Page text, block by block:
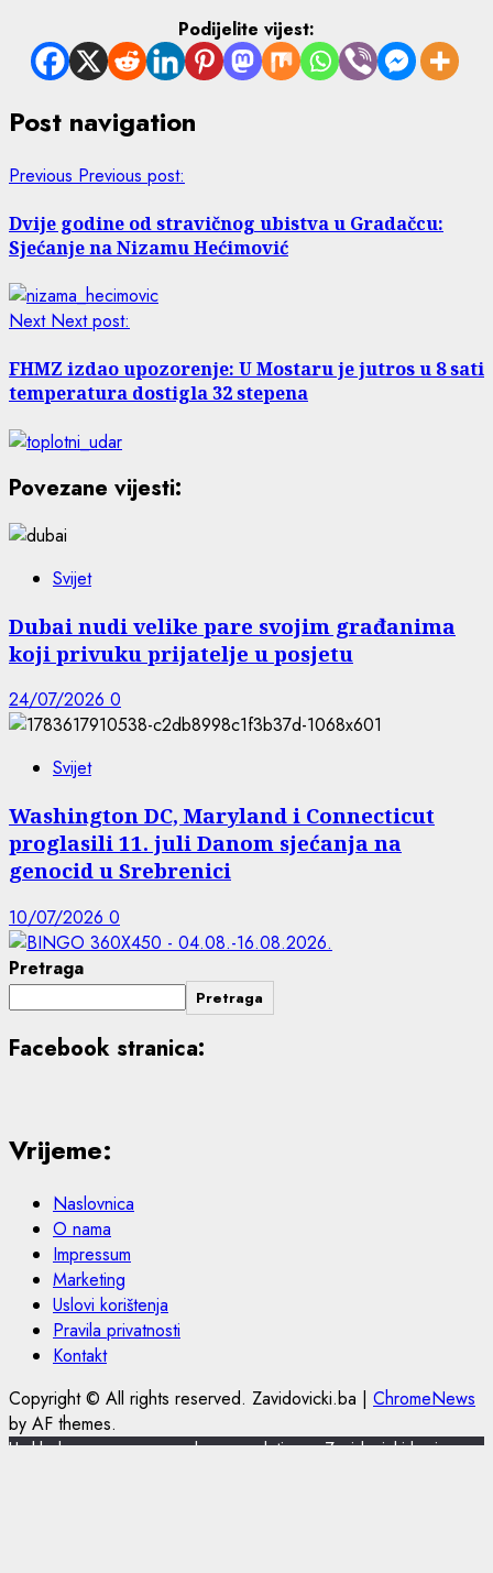
Podijelite vijest:
Post navigation
Previous Previous post:
Dvije godine od stravičnog ubistva u Gradačcu:
Sjećanje na Nizamu Hećimović
Next Next post:
FHMZ izdao upozorenje: U Mostaru je jutros u 8 sati
temperatura dostigla 32 stepena
Povezane vijesti:
Svijet
Dubai nudi velike pare svojim građanima
koji privuku prijatelje u posjetu
24/07/2026 0
Svijet
Washington DC, Maryland i Connecticut
proglasili 11. juli Danom sjećanja na
genocid u Srebrenici
10/07/2026 0
Pretraga
Pretraga
Facebook stranica:
Vrijeme:
Naslovnica
O nama
Impressum
Marketing
Uslovi korištenja
Pravila privatnosti
Kontakt
Copyright © All rights reserved. Zavidovicki.ba | ChromeNews
by AF themes.
U skladu s novom europskom regulativom, Zavidovicki.ba je